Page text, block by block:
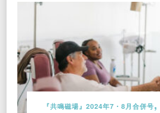
『共鳴磁場』2024年7・8月合併号